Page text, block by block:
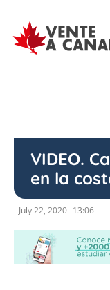
VIDEO.
en la
July 22, 2020 13:06